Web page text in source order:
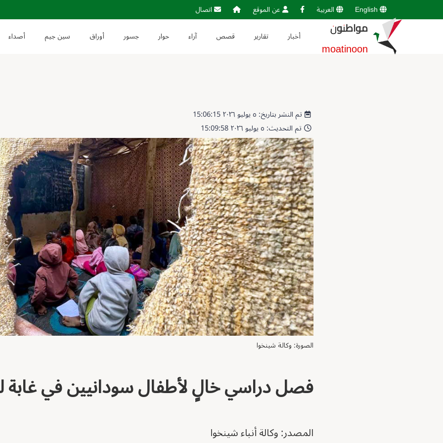
English العربية عن الموقع اتصال
مواطنون
moatinoon
أخبار تقارير قصص آراء حوار جسور أوراق سين جيم أصداء
تم النشر بتاريخ: ٥ يوليو ٢٠٢٦ 15:06:15
تم التحديث: ٥ يوليو ٢٠٢٦ 15:09:58
الصورة: وكالة شينخوا
فصل دراسي خالٍ لأطفال سودانيين في غابة
المصدر: وكالة أنباء شينخوا